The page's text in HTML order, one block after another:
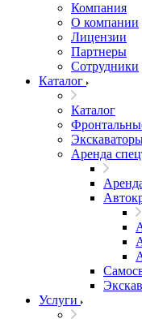
Компания
О компании
Лицензии
Партнеры
Сотрудники
Каталог
Каталог
Аренда
Услуги